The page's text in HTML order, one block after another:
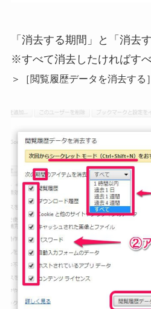
「消去する期間」と「消去
※すべて消去したければす
＞［閲覧履歴データを消去する